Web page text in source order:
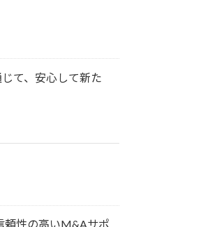
て、安心して新た
頼性の高いM&Aサポ